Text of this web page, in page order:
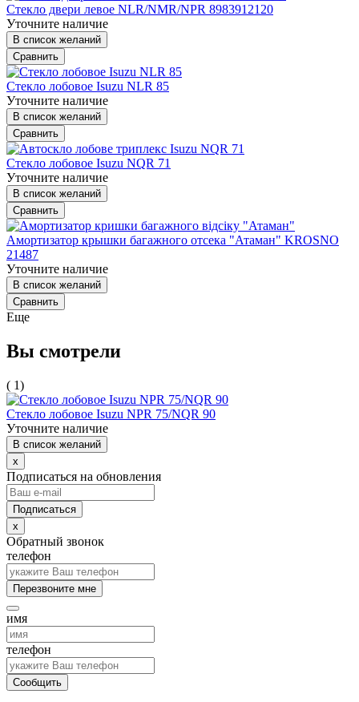
Стекло двери левое NLR/NMR/NPR 8983912120
Уточните наличие
В список желаний
Сравнить
Стекло лобовое Isuzu NLR 85
Уточните наличие
В список желаний
Сравнить
Стекло лобовое Isuzu NQR 71
Уточните наличие
В список желаний
Сравнить
Амортизатор крышки багажного отсека "Атаман" KROSNO
21487
Уточните наличие
В список желаний
Сравнить
Еще
Вы смотрели
( 1)
Стекло лобовое Isuzu NPR 75/NQR 90
Уточните наличие
В список желаний
x
Подписаться на обновления
x
Обратный звонок
телефон
Перезвоните мне
имя
телефон
Сообщить